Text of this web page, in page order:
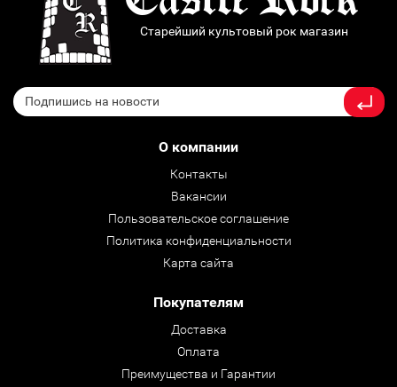
Старейший культовый рок магазин
О компании
Контакты
Вакансии
Пользовательское соглашение
Политика конфиденциальности
Карта сайта
Покупателям
Доставка
Оплата
Преимущества и Гарантии